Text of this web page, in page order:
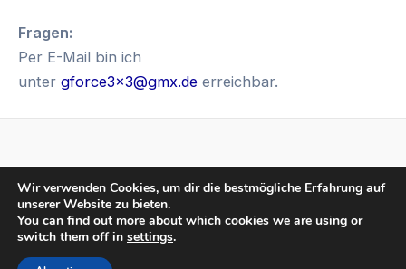
Fragen:
Per E-Mail bin ich
unter gforce3x3@gmx.de erreichbar.
Privacy Policy
Impressum
© 2024 Basketballclub Geldern
Wir verwenden Cookies, um dir die bestmögliche Erfahrung auf
unserer Website zu bieten.
You can find out more about which cookies we are using or
switch them off in settings.